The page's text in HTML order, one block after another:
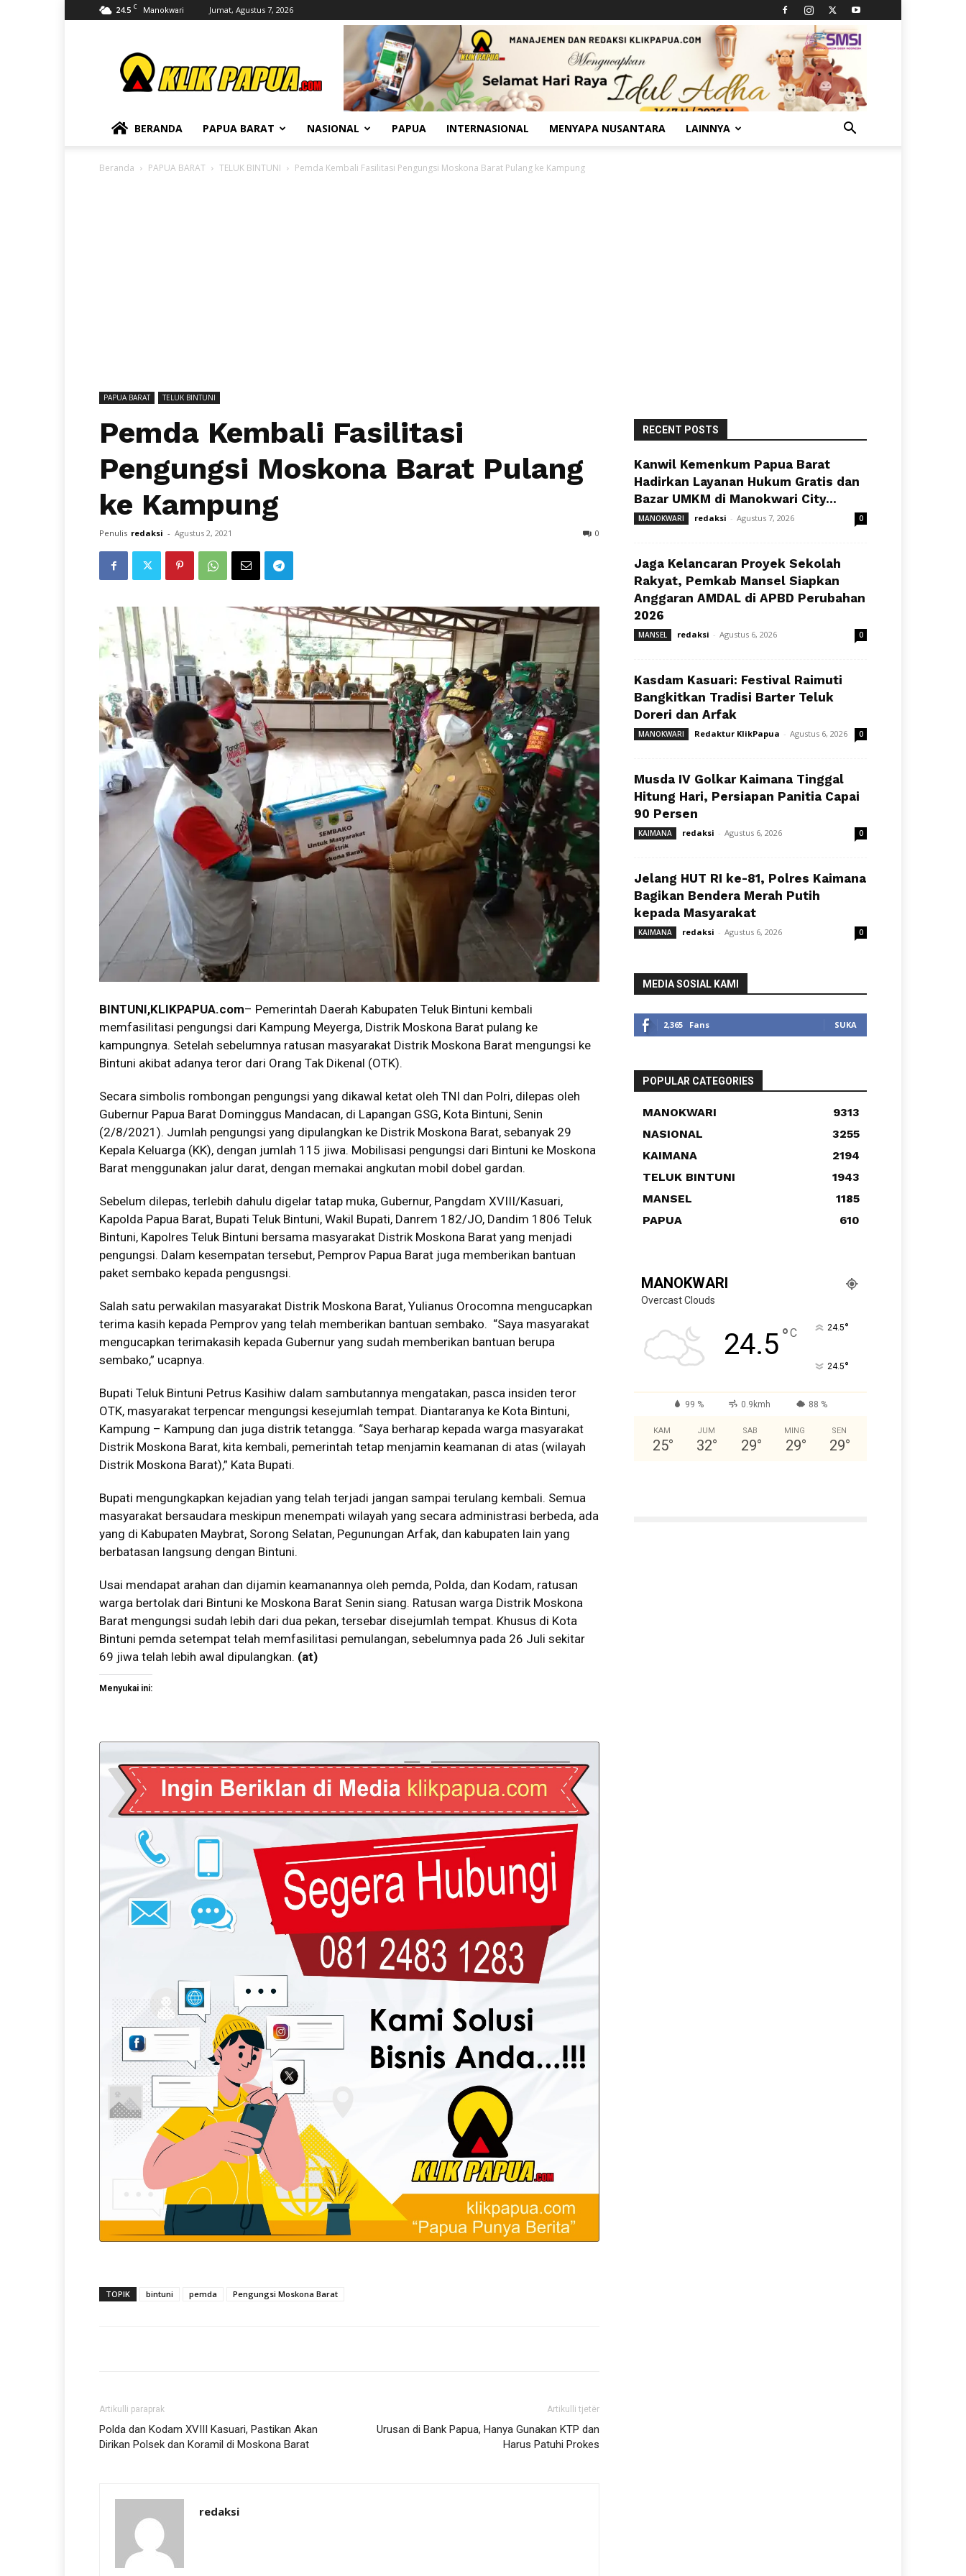
24.5 C Manokwari Jumat, Agustus 7, 2026
BERANDA PAPUA BARAT NASIONAL PAPUA INTERNASIONAL MENYAPA NUSANTARA LAINNYA
Beranda PAPUA BARAT TELUK BINTUNI Pemda Kembali Fasilitasi Pengungsi Moskona Barat Pulang ke Kampung
PAPUA BARAT TELUK BINTUNI
Pemda Kembali Fasilitasi
Pengungsi Moskona Barat Pulang
ke Kampung
Penulis redaksi - Agustus 2, 2021 0
BINTUNI,KLIKPAPUA.com– Pemerintah Daerah Kabupaten Teluk Bintuni kembali
memfasilitasi pengungsi dari Kampung Meyerga, Distrik Moskona Barat pulang ke
kampungnya. Setelah sebelumnya ratusan masyarakat Distrik Moskona Barat mengungsi ke
Bintuni akibat adanya teror dari Orang Tak Dikenal (OTK).
Secara simbolis rombongan pengungsi yang dikawal ketat oleh TNI dan Polri, dilepas oleh
Gubernur Papua Barat Dominggus Mandacan, di Lapangan GSG, Kota Bintuni, Senin
(2/8/2021). Jumlah pengungsi yang dipulangkan ke Distrik Moskona Barat, sebanyak 29
Kepala Keluarga (KK), dengan jumlah 115 jiwa. Mobilisasi pengungsi dari Bintuni ke Moskona
Barat menggunakan jalur darat, dengan memakai angkutan mobil dobel gardan.
Sebelum dilepas, terlebih dahulu digelar tatap muka, Gubernur, Pangdam XVIII/Kasuari,
Kapolda Papua Barat, Bupati Teluk Bintuni, Wakil Bupati, Danrem 182/JO, Dandim 1806 Teluk
Bintuni, Kapolres Teluk Bintuni bersama masyarakat Distrik Moskona Barat yang menjadi
pengungsi. Dalam kesempatan tersebut, Pemprov Papua Barat juga memberikan bantuan
paket sembako kepada pengusngsi.
Salah satu perwakilan masyarakat Distrik Moskona Barat, Yulianus Orocomna mengucapkan
terima kasih kepada Pemprov yang telah memberikan bantuan sembako. “Saya masyarakat
mengucapkan terimakasih kepada Gubernur yang sudah memberikan bantuan berupa
sembako,” ucapnya.
Bupati Teluk Bintuni Petrus Kasihiw dalam sambutannya mengatakan, pasca insiden teror
OTK, masyarakat terpencar mengungsi kesejumlah tempat. Diantaranya ke Kota Bintuni,
Kampung – Kampung dan juga distrik tetangga. “Saya berharap kepada warga masyarakat
Distrik Moskona Barat, kita kembali, pemerintah tetap menjamin keamanan di atas (wilayah
Distrik Moskona Barat),” Kata Bupati.
Bupati mengungkapkan kejadian yang telah terjadi jangan sampai terulang kembali. Semua
masyarakat bersaudara meskipun menempati wilayah yang secara administrasi berbeda, ada
yang di Kabupaten Maybrat, Sorong Selatan, Pegunungan Arfak, dan kabupaten lain yang
berbatasan langsung dengan Bintuni.
Usai mendapat arahan dan dijamin keamanannya oleh pemda, Polda, dan Kodam, ratusan
warga bertolak dari Bintuni ke Moskona Barat Senin siang. Ratusan warga Distrik Moskona
Barat mengungsi sudah lebih dari dua pekan, tersebar disejumlah tempat. Khusus di Kota
Bintuni pemda setempat telah memfasilitasi pemulangan, sebelumnya pada 26 Juli sekitar
69 jiwa telah lebih awal dipulangkan. (at)
Menyukai ini:
TOPIK bintuni pemda Pengungsi Moskona Barat
Artikulli paraprak
Polda dan Kodam XVIII Kasuari, Pastikan Akan
Dirikan Polsek dan Koramil di Moskona Barat
Artikulli tjetër
Urusan di Bank Papua, Hanya Gunakan KTP dan
Harus Patuhi Prokes
redaksi
RECENT POSTS
Kanwil Kemenkum Papua Barat
Hadirkan Layanan Hukum Gratis dan
Bazar UMKM di Manokwari City...
MANOKWARI redaksi - Agustus 7, 2026 0
Jaga Kelancaran Proyek Sekolah
Rakyat, Pemkab Mansel Siapkan
Anggaran AMDAL di APBD Perubahan
2026
MANSEL redaksi - Agustus 6, 2026 0
Kasdam Kasuari: Festival Raimuti
Bangkitkan Tradisi Barter Teluk
Doreri dan Arfak
MANOKWARI Redaktur KlikPapua - Agustus 6, 2026 0
Musda IV Golkar Kaimana Tinggal
Hitung Hari, Persiapan Panitia Capai
90 Persen
KAIMANA redaksi - Agustus 6, 2026 0
Jelang HUT RI ke-81, Polres Kaimana
Bagikan Bendera Merah Putih
kepada Masyarakat
KAIMANA redaksi - Agustus 6, 2026 0
MEDIA SOSIAL KAMI
2,365 Fans SUKA
POPULAR CATEGORIES
MANOKWARI
9313
NASIONAL
3255
KAIMANA
2194
TELUK BINTUNI
1943
MANSEL
1185
PAPUA
610
MANOKWARI
Overcast Clouds
24.5°C 24.5°
24.5°
99 % 0.9kmh 88 %
KAM
25°
JUM
32°
SAB
29°
MING
29°
SEN
29°